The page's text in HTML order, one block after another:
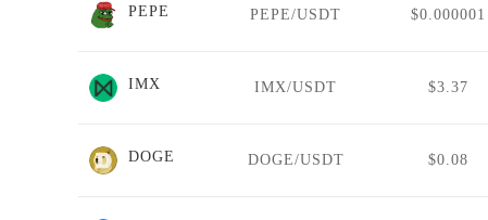
PEPE PEPE/USDT $0.000001
IMX IMX/USDT $3.37
DOGE DOGE/USDT $0.08